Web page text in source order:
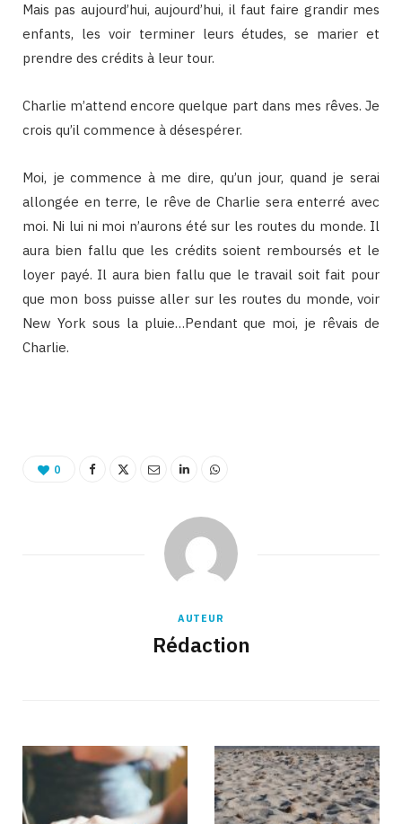
Mais pas aujourd’hui, aujourd’hui, il faut faire grandir mes
enfants, les voir terminer leurs études, se marier et
prendre des crédits à leur tour.
Charlie m’attend encore quelque part dans mes rêves. Je
crois qu’il commence à désespérer.
Moi, je commence à me dire, qu’un jour, quand je serai
allongée en terre, le rêve de Charlie sera enterré avec
moi. Ni lui ni moi n’aurons été sur les routes du monde. Il
aura bien fallu que les crédits soient remboursés et le
loyer payé. Il aura bien fallu que le travail soit fait pour
que mon boss puisse aller sur les routes du monde, voir
New York sous la pluie…Pendant que moi, je rêvais de
Charlie.
0
AUTEUR
Rédaction